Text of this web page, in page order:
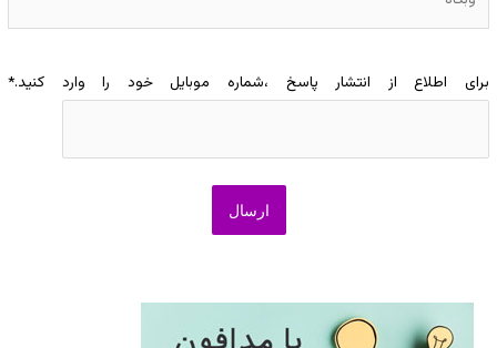
برای اطلاع از انتشار پاسخ ،شماره موبایل خود را وارد کنید.*